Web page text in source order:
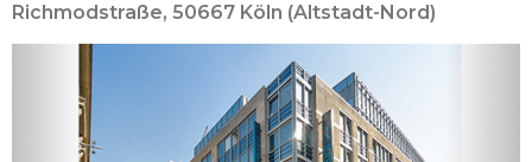
Richmodstraße, 50667 Köln (Altstadt-Nord)